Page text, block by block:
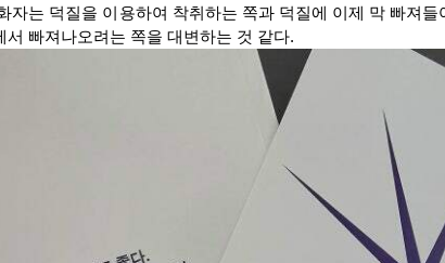
자는 덕질을 이용하여 착취하는 쪽과 덕질에 이제 막 빠져들
서 빠져나오려는 쪽을 대변하는 것 같다.